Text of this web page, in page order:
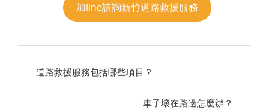
加line諮詢新竹道路救援服務
道路救援服務包括哪些項目？
車子壞在路邊怎麼辦？